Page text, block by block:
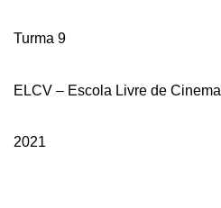
Turma 9
ELCV – Escola Livre de
2021